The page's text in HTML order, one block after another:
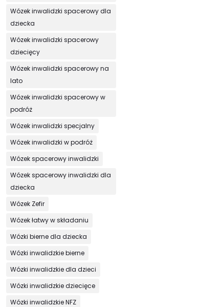
Wózek inwalidzki spacerowy dla
dziecka
Wózek inwalidzki spacerowy
dziecięcy
Wózek inwalidzki spacerowy na
lato
Wózek inwalidzki spacerowy w
podróż
Wózek inwalidzki specjalny
Wózek inwalidzki w podróż
Wózek spacerowy inwalidzki
Wózek spacerowy inwalidzki dla
dziecka
Wózek Zefir
Wózek łatwy w składaniu
Wózki bierne dla dziecka
Wózki inwalidzkie bierne
Wózki inwalidzkie dla dzieci
Wózki inwalidzkie dziecięce
Wózki inwalidzkie NFZ